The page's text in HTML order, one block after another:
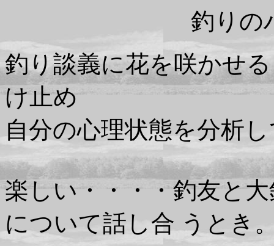
釣りの
釣り談義に花を咲かせ
け止め
自分の心理状態を分析
楽しい・・・・釣友と
について話し合 うとき